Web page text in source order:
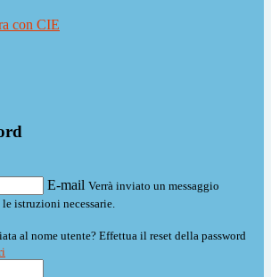
con CIE
E-mail Verrà inviato un messaggio
istruzioni necessarie.
al nome utente? Effettua il reset della password